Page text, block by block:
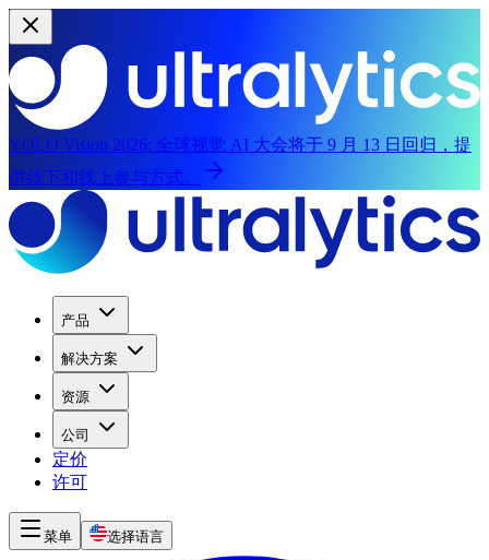
YOLO Vision 2026: 全球视觉 AI 大会将于 9 月 13 日回归，提
供线下和线上参与方式。
产品
解决方案
资源
公司
定价
许可
菜单 选择语言